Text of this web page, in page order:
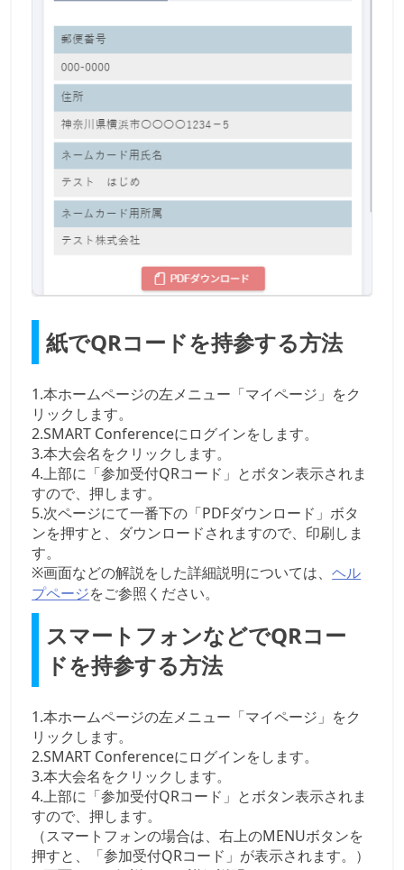
紙でQRコードを持参する方法
1.本ホームページの左メニュー「マイページ」をク
リックします。
2.SMART Conferenceにログインをします。
3.本大会名をクリックします。
4.上部に「参加受付QRコード」とボタン表示されま
すので、押します。
5.次ページにて一番下の「PDFダウンロード」ボタ
ンを押すと、ダウンロードされますので、印刷しま
す。
※画面などの解説をした詳細説明については、ヘル
プページをご参照ください。
スマートフォンなどでQRコー
ドを持参する方法
1.本ホームページの左メニュー「マイページ」をク
リックします。
2.SMART Conferenceにログインをします。
3.本大会名をクリックします。
4.上部に「参加受付QRコード」とボタン表示されま
すので、押します。
（スマートフォンの場合は、右上のMENUボタンを
押すと、「参加受付QRコード」が表示されます。）